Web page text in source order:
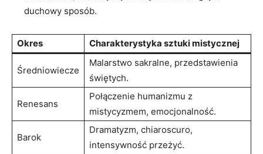
duchowy sposób.
Okres Charakterystyka sztuki mistycznej
Średniowiecze
Malarstwo sakralne, przedstawienia
świętych.
Renesans
Połączenie humanizmu z
mistycyzmem, emocjonalność.
Barok
Dramatyzm, chiaroscuro,
intensywność przeżyć.